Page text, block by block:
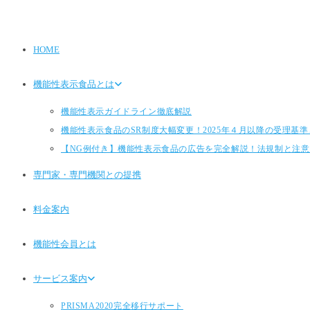
HOME
機能性表示食品とは
機能性表示ガイドライン徹底解説
機能性表示食品のSR制度大幅変更！2025年４月以降の受理基
【NG例付き】機能性表示食品の広告を完全解説！法規制と注意
専門家・専門機関との提携
料金案内
機能性会員とは
サービス案内
PRISMA2020完全移行サポート